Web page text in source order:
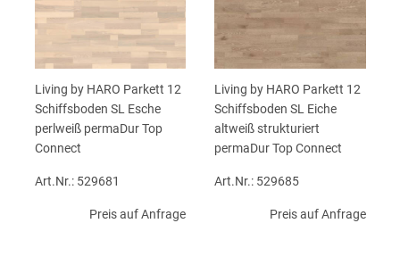
Living by HARO Parkett 12
Schiffsboden SL Esche
perlweiß permaDur Top
Connect
Art.Nr.: 529681
Preis auf Anfrage
Living by HARO Parkett 12
Schiffsboden SL Eiche
altweiß strukturiert
permaDur Top Connect
Art.Nr.: 529685
Preis auf Anfrage